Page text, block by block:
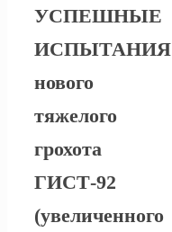
УСПЕШНЫЕ
ИСПЫТАНИЯ
нового
тяжелого
грохота
ГИСТ-92
(увеличенного